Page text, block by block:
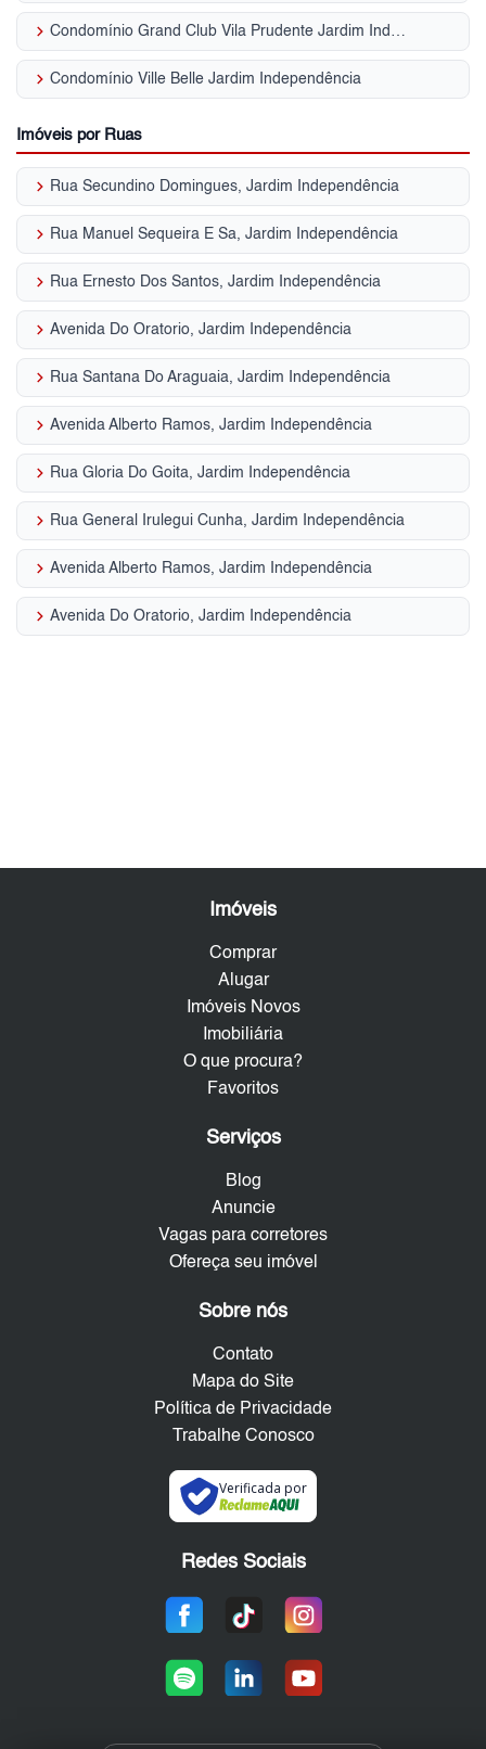
keyboard_arrow_right Condomínio Grand Club Vila Prudente Jardim Independência
keyboard_arrow_right Condomínio Ville Belle Jardim Independência
Imóveis por Ruas
keyboard_arrow_right Rua Secundino Domingues, Jardim Independência
keyboard_arrow_right Rua Manuel Sequeira E Sa, Jardim Independência
keyboard_arrow_right Rua Ernesto Dos Santos, Jardim Independência
keyboard_arrow_right Avenida Do Oratorio, Jardim Independência
keyboard_arrow_right Rua Santana Do Araguaia, Jardim Independência
keyboard_arrow_right Avenida Alberto Ramos, Jardim Independência
keyboard_arrow_right Rua Gloria Do Goita, Jardim Independência
keyboard_arrow_right Rua General Irulegui Cunha, Jardim Independência
keyboard_arrow_right Avenida Alberto Ramos, Jardim Independência
keyboard_arrow_right Avenida Do Oratorio, Jardim Independência
Imóveis
Comprar
Alugar
Imóveis Novos
Imobiliária
O que procura?
Favoritos
Serviços
Blog
Anuncie
Vagas para corretores
Ofereça seu imóvel
Sobre nós
Contato
Mapa do Site
Política de Privacidade
Trabalhe Conosco
Verificada por
Redes Sociais